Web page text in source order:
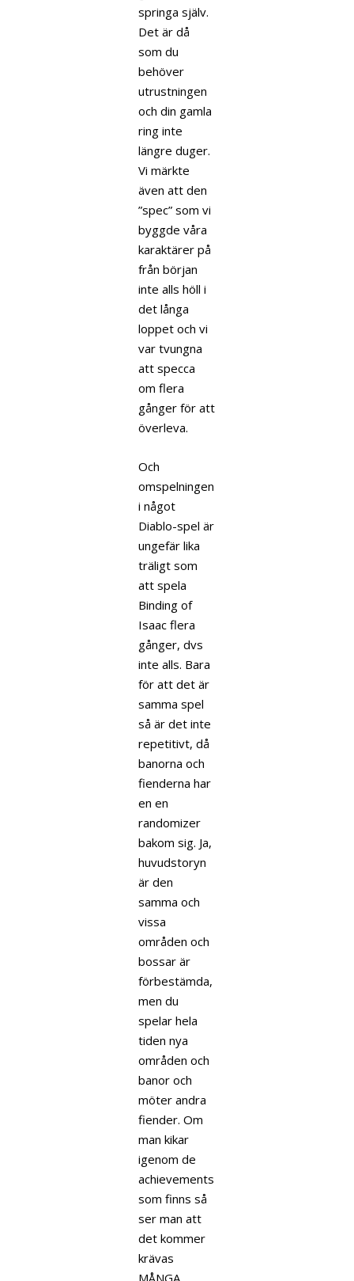
springa själv.
Det är då
som du
behöver
utrustningen
och din gamla
ring inte
längre duger.
Vi märkte
även att den
”spec” som vi
byggde våra
karaktärer på
från början
inte alls höll i
det långa
loppet och vi
var tvungna
att specca
om flera
gånger för att
överleva.
Och
omspelningen
i något
Diablo-spel är
ungefär lika
träligt som
att spela
Binding of
Isaac flera
gånger, dvs
inte alls. Bara
för att det är
samma spel
så är det inte
repetitivt, då
banorna och
fienderna har
en en
randomizer
bakom sig. Ja,
huvudstoryn
är den
samma och
vissa
områden och
bossar är
förbestämda,
men du
spelar hela
tiden nya
områden och
banor och
möter andra
fiender. Om
man kikar
igenom de
achievements
som finns så
ser man att
det kommer
krävas
MÅNGA